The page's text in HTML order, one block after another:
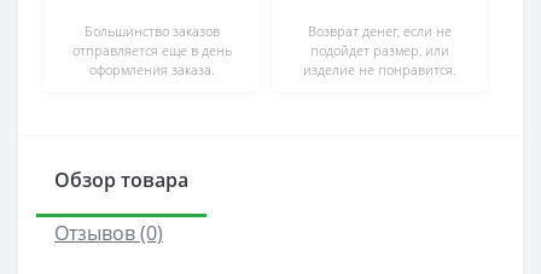
Большинство заказов
отправляется еще в день
оформления заказа.
Возврат денег, если не
подойдет размер, или
изделие не понравится.
Обзор товара
Отзывов (0)